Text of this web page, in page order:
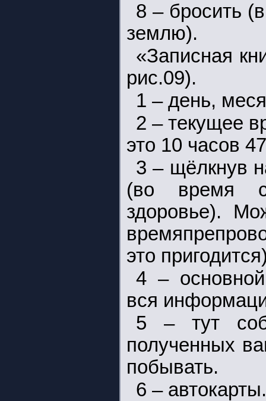
8 – бросить
землю).
«Записная
рис.09).
1 – день,
2 – текущее
это 10 часов
3 – щёлкнув
(во время
здоровье).
это
4 –
вся
5 – тут
полученных
побывать.
6 –